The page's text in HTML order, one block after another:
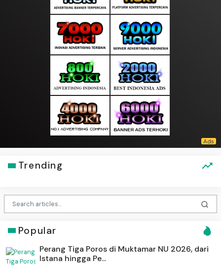
Trending
Popular
Perang Tiga Poros di Muktamar NU 2026, dari
Istana hingga Pe...